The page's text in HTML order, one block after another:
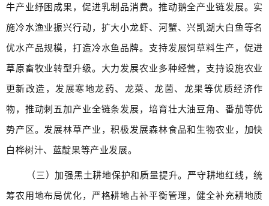
牛产业纾困成果，促进乳制品消费。推动鹅全产业链发展。实
施冷水渔业振兴行动，扩大小龙虾、河蟹、兴凯湖大白鱼等名
优水产品规模，打造冷水鱼品牌。支持发展饲草料生产，促进
草原畜牧业转型升级。大力发展农业多种经营，支持设施农业
更新改造，发展寒地龙药、龙菜、龙菌、龙果等优质经济作
物，推动刺五加产业全链条发展，培育壮大油豆角、番茄等优
势产区。发展林草产业，积极发展森林食品和生物农业，加快
白桦树汁、蓝靛果等产业发展。
（三）加强黑土耕地保护和质量提升。严守耕地红线，统
筹农用地布局优化，严格耕地占补平衡管理，健全补充耕地质